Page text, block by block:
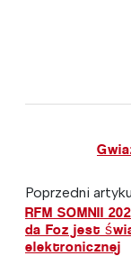
Poprzedni
RFM SOMNII
da Foz jest
elektronicznej